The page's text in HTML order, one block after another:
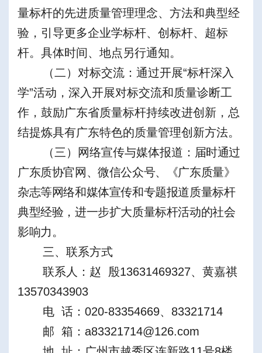
量标杆的先进质量管理理念、方法和典型经
验，引导更多企业学标杆、创标杆、超标
杆。具体时间、地点另行通知。
（二）对标交流： 通过开展“标杆深入
学”活动，深入开展对标交流和质量诊断工
作，鼓励广东省质量标杆持续改进创新，总
结提炼具有广东特色的质量管理创新方法。
（三）网络宣传与媒体报道 ： 届时通过
广东质协官网、微信公众号、《广东质量》
杂志等网络和媒体宣传和专题报道质量标杆
典型经验，进一步扩大质量标杆活动的社会
影响力 。
三、 联系方式
联系人：赵 殷13631469327、黄嘉祺
13570343903
电 话：020-83354669、83321714
邮 箱：a83321714@126.com